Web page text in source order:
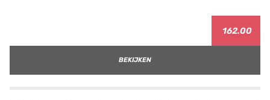
162.00
BEKIJKEN